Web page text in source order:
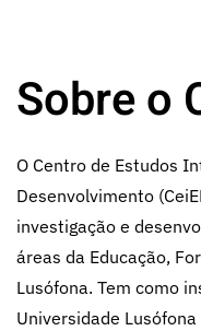
Sobre o
O Centro de Estudos
Desenvolvimento
investigação e
áreas da Educação,
Lusófona. Tem como
Universidade